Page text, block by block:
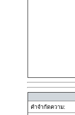
คำจำกัดความ: